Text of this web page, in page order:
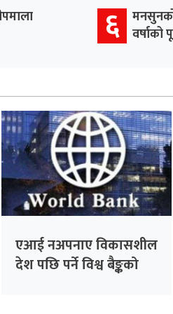
६ वर्षाको
एआई नअपनाए विकासशील
देश पछि पर्ने विश्व बैङ्कको